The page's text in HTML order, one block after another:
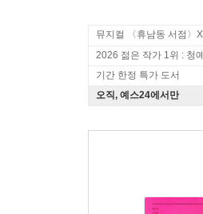
2026 젊은 작가 1위 : 청예
기간 한정 특가 도서
오직, 예스24에서만